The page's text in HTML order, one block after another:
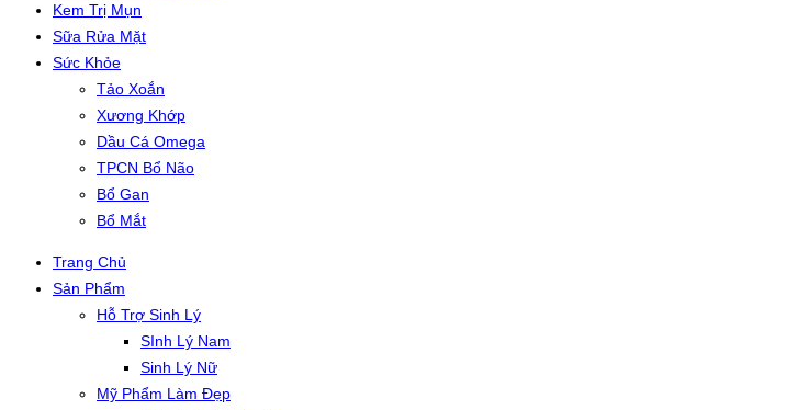
Kem Trị Mụn
Sữa Rửa Mặt
Sức Khỏe
Tảo Xoắn
Xương Khớp
Dầu Cá Omega
TPCN Bổ Não
Bổ Gan
Bổ Mắt
Trang Chủ
Sản Phẩm
Hỗ Trợ Sinh Lý
SInh Lý Nam
Sinh Lý Nữ
Mỹ Phẩm Làm Đẹp